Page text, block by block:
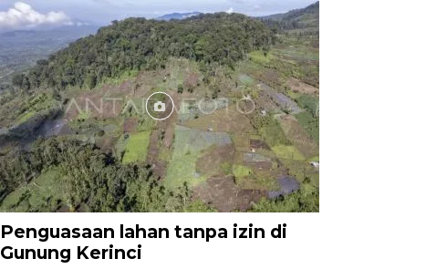
Penguasaan lahan tanpa izin di
Gunung Kerinci